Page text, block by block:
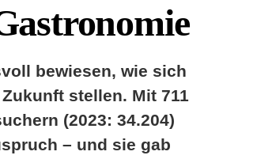
bewiesen, wie sich
stellen. Mit 711
(2023: 34.204)
– und sie gab